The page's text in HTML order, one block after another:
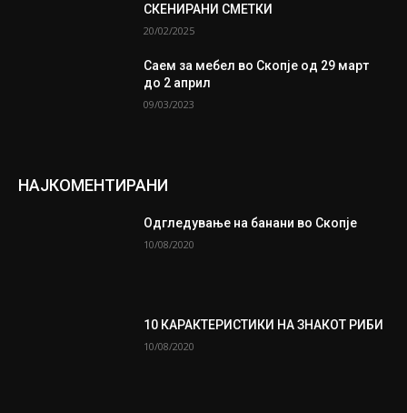
СКЕНИРАНИ СМЕТКИ
20/02/2025
Саем за мебел во Скопје од 29 март
до 2 април
09/03/2023
НАЈКОМЕНТИРАНИ
Одгледување на банани во Скопје
10/08/2020
10 КАРАКТЕРИСТИКИ НА ЗНАКОТ РИБИ
10/08/2020